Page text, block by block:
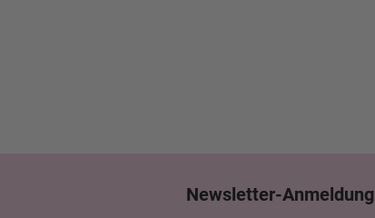
Newsletter-Anmeldung